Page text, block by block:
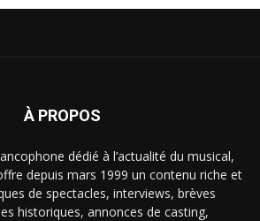
À PROPOS
dédié à l’actualité du musical,
depuis mars 1999 un contenu riche et
de spectacles, interviews, brèves
historiques, annonces de casting,